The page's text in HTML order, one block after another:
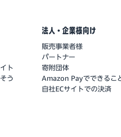
ト
う
法人・企業様向け
販売事業者様
パートナー
寄附団体
Amazon Payでできるこ
自社ECサイトでの決済